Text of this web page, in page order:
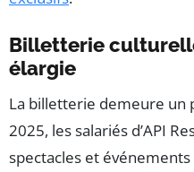
Billetterie
élargie
La billetterie demeure un
2025, les salariés d’API
spectacles et